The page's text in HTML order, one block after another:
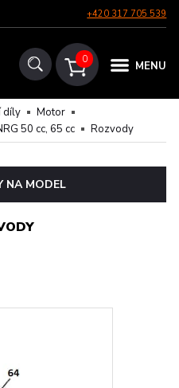
+420 317 705 539
MENU
0
díly
Motor
50 cc, 65 cc
Rozvody
NA MODEL